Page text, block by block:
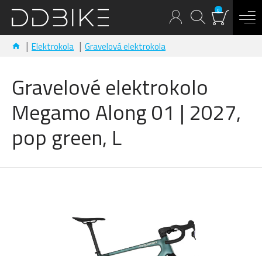
0
Elektrokola Gravelová elektrokola
Gravelové elektrokolo
Megamo Along 01 | 2027,
pop green, L